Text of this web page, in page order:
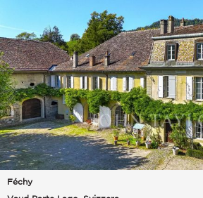
Féchy